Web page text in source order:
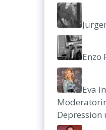
Enzo
Eva
Depression